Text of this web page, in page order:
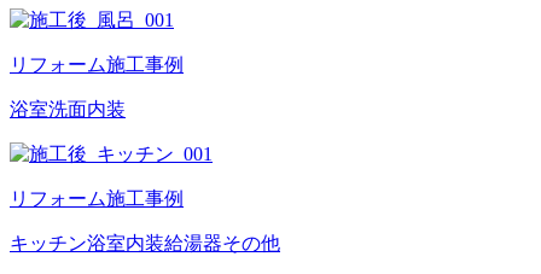
リフォーム施工事例
浴室洗面内装
リフォーム施工事例
キッチン浴室内装給湯器その他